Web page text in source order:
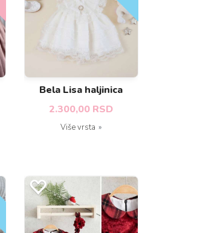
Bela Lisa haljinica
2.300,00 RSD
Više vrsta